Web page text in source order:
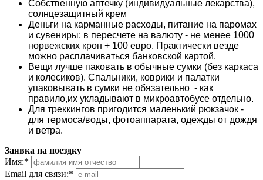
Собственную аптечку (индивидуальные лекарства),
солнцезащитный крем
Деньги на карманные расходы, питание на паромах
и сувениры: в пересчете на валюту - не менее 1000
норвежских крон + 100 евро. Практически везде
можно расплачиваться банковской картой.
Вещи лучше паковать в обычные сумки (без каркаса
и колесиков). Спальники, коврики и палатки
упаковывать в сумки не обязательно - как
правило,их укладывают в микроавтобусе отдельно.
Для треккингов пригодится маленький рюкзачок -
для термоса/воды, фотоаппарата, одежды от дождя
и ветра.
Заявка на поездку
Имя:*
Email для связи:*